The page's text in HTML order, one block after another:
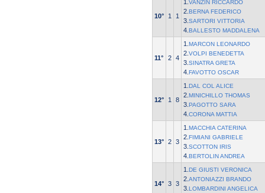
10° 1 1
1. VANZIN RICCARDO
2. BERNA FEDERICO
3. SARTORI VITTORIA
4. BALLESTO MADDALENA
11° 2 4
1. MARCON LEONARDO
2. VOLPI BENEDETTA
3. SINATRA GRETA
4. FAVOTTO OSCAR
12° 1 8
1. DAL COL ALICE
2. MINICHILLO THOMAS
3. PAGOTTO SARA
4. CORONA MATTIA
13° 2 3
1. MACCHIA CATERINA
2. FIMIANI GABRIELE
3. SCOTTON IRIS
4. BERTOLIN ANDREA
14° 3 3
1. DE GIUSTI VERONICA
2. ANTONIAZZI BRANDO
3. LOMBARDINI ANGELICA